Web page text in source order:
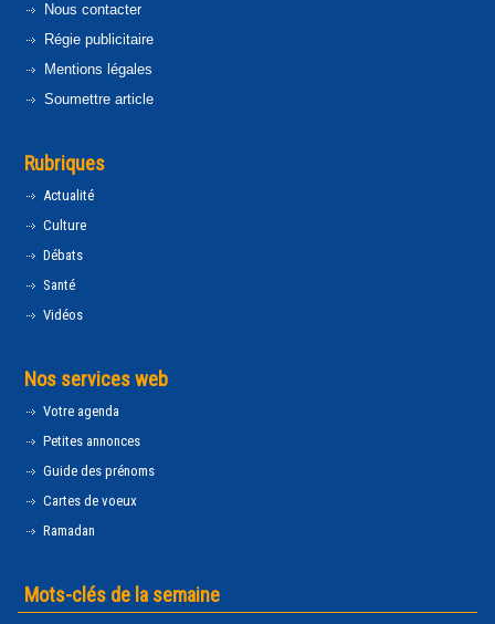
Nous contacter
Régie publicitaire
Mentions légales
Soumettre article
Rubriques
Actualité
Culture
Débats
Santé
Vidéos
Nos services web
Votre agenda
Petites annonces
Guide des prénoms
Cartes de voeux
Ramadan
Mots-clés de la semaine